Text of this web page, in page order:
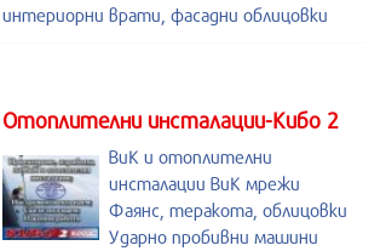
интериорни врати, фасадни облицовки
Отоплителни инсталации-Кибо 2
ВиК и отоплителни
инсталации ВиК мрежи
Фаянс, теракота, облицовки
Ударно пробивни машини